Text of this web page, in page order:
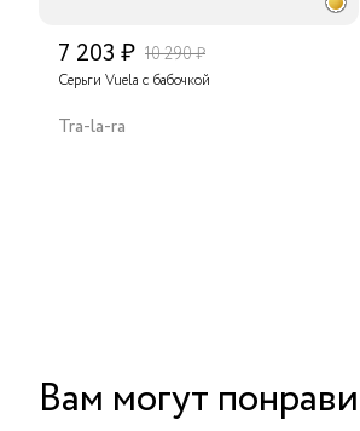
7 203 ₽ 10 290 ₽
Серьги Vuela с бабочкой
Tra-la-ra
Вам могут